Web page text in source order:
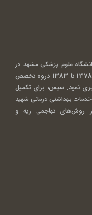
علوم پزشکی مشهد در
سال 1372 به پایان رساند و بین سال‌های 1378 تا 1383 دروه تخصص
نمود. سپس، برای تکمیل
بهداشتی درمانی شهید
تهاجمی ریه و